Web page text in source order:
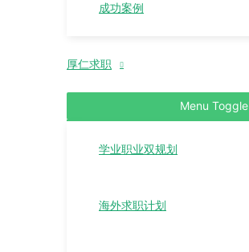
成功案例
厚仁求职
Menu Toggle
学业职业双规划
海外求职计划